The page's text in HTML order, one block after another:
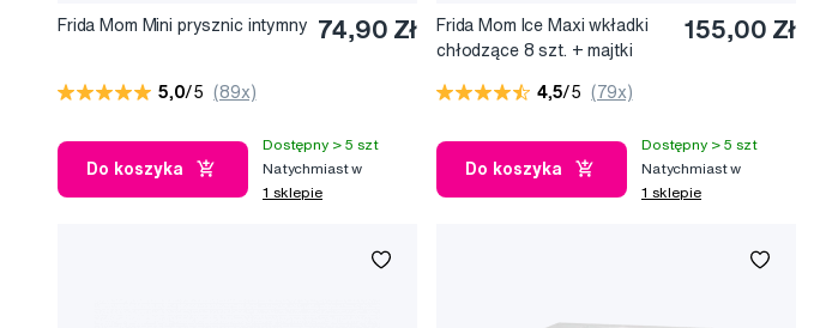
Frida Mom Mini prysznic intymny 74,90 Zł
5,0/5 (89x)
Do koszyka
Dostępny > 5 szt
Natychmiast w
1 sklepie
Frida Mom Ice Maxi wkładki
chłodzące 8 szt. + majtki
155,00 Zł
4,5/5 (79x)
Do koszyka
Dostępny > 5 szt
Natychmiast w
1 sklepie